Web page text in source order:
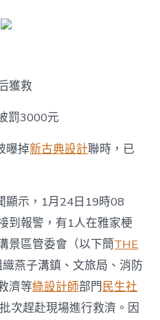
中
獲救
罰3000元
曝掉新古典設計聯時，已
顯示，1月24日19時08
到報警，有1人在雅家梗
景區管委會（以下簡THE
燕子溝鎮、文旅局、消防
濟等綠設計師部門民生社
次趕赴現場進行救濟。因